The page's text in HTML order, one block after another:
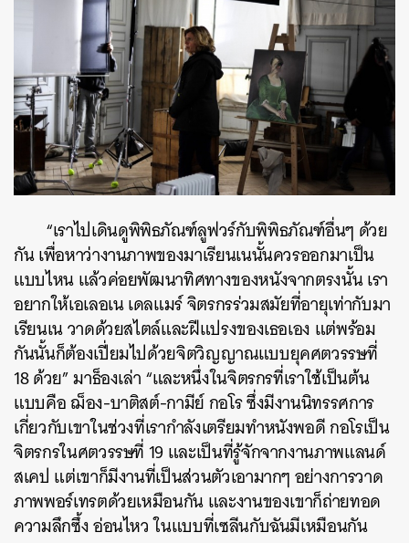
“เราไปเดินดูพิพิธภัณฑ์ลูฟวร์กับพิพิธภัณฑ์อื่นๆ ด้วย
กัน เพื่อหาว่างานภาพของมาเรียนเนนั้นควรออกมาเป็น
แบบไหน แล้วค่อยพัฒนาทิศทางของหนังจากตรงนั้น เรา
อยากให้เอเลอเน เดลแมร์ จิตรกรร่วมสมัยที่อายุเท่ากับมา
เรียนเน วาดด้วยสไตล์และฝีแปรงของเธอเอง แต่พร้อม
กันนั้นก็ต้องเปี่ยมไปด้วยจิตวิญญาณแบบยุคศตวรรษที่
18 ด้วย” มาธ็องเล่า “และหนึ่งในจิตรกรที่เราใช้เป็นต้น
แบบคือ ฌ็อง-บาติสต์-กามีย์ กอโร ซึ่งมีงานนิทรรศการ
เกี่ยวกับเขาในช่วงที่เรากำลังเตรียมทำหนังพอดี กอโรเป็น
จิตรกรในศตวรรษที่ 19 และเป็นที่รู้จักจากงานภาพแลนด์
สเคป แต่เขาก็มีงานที่เป็นส่วนตัวเอามากๆ อย่างการวาด
ภาพพอร์เทรตด้วยเหมือนกัน และงานของเขาก็ถ่ายทอด
ความลึกซึ้ง อ่อนไหว ในแบบที่เซลีนกับฉันมีเหมือนกัน